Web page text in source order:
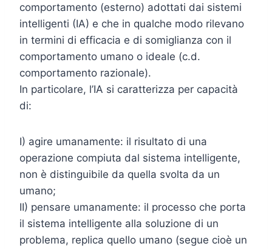
comportamento (esterno) adottati dai sistemi
intelligenti (IA) e che in qualche modo rilevano
in termini di efficacia e di somiglianza con il
comportamento umano o ideale (c.d.
comportamento razionale).
In particolare, l’IA si caratterizza per capacità
di:
I) agire umanamente: il risultato di una
operazione compiuta dal sistema intelligente,
non è distinguibile da quella svolta da un
umano;
II) pensare umanamente: il processo che porta
il sistema intelligente alla soluzione di un
problema, replica quello umano (segue cioè un